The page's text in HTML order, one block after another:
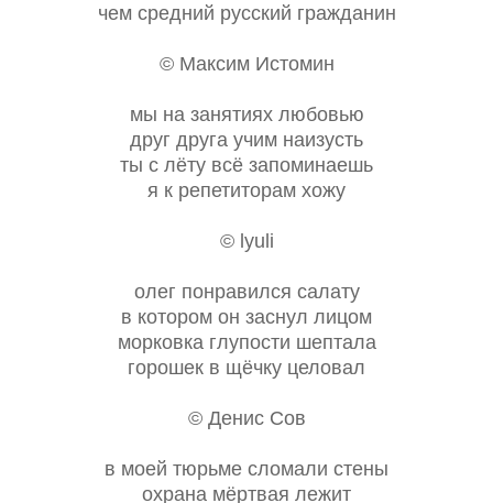
чем средний русский гражданин
© Максим Истомин
мы на занятиях любовью
друг друга учим наизусть
ты с лёту всё запоминаешь
я к репетиторам хожу
© lyuli
олег понравился салату
в котором он заснул лицом
морковка глупости шептала
горошек в щёчку целовал
© Денис Сов
в моей тюрьме сломали стены
охрана мёртвая лежит